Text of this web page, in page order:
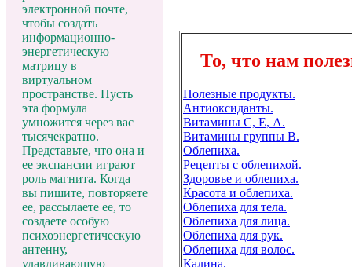
электронной почте,
чтобы создать
информационно-
энергетическую
матрицу в
виртуальном
пространстве. Пусть
эта формула
умножится через вас
тысячекратно.
Представьте, что она и
ее экспансии играют
роль магнита. Когда
вы пишите, повторяете
ее, рассылаете ее, то
создаете особую
психоэнергетическую
антенну,
улавливающую
То, что нам
Полезные продукты.
Антиоксиданты.
Витамины С, Е, А.
Витамины группы В.
Облепиха.
Рецепты с облепихой.
Здоровье и облепиха.
Красота и облепиха.
Облепиха для тела.
Облепиха для лица.
Облепиха для рук.
Облепиха для волос.
Калина.